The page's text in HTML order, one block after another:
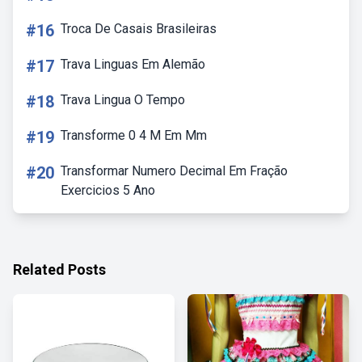
#16 Troca De Casais Brasileiras
#17 Trava Linguas Em Alemão
#18 Trava Lingua O Tempo
#19 Transforme 0 4 M Em Mm
#20 Transformar Numero Decimal Em Fração
Exercicios 5 Ano
Related Posts